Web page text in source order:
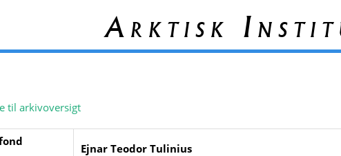
Arktisk
til arkivoversigt
Ejnar Teodor Tulinius